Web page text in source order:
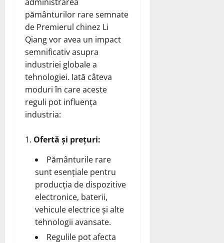
pământurilor rare semnate
de Premierul chinez Li
Qiang vor avea un impact
semnificativ asupra
industriei globale a
tehnologiei. Iată câteva
moduri în care aceste
reguli pot influența
industria:
Ofertă și prețuri:
Pământurile rare
sunt esențiale pentru
producția de dispozitive
electronice, baterii,
vehicule electrice și alte
tehnologii avansate.
Regulile pot afecta